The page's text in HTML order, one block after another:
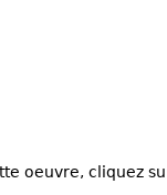
oeuvre, cliquez